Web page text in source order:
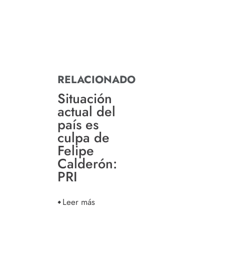
RELACIONADO
Situación
actual del
país es
culpa de
Felipe
Calderón:
PRI
Leer más